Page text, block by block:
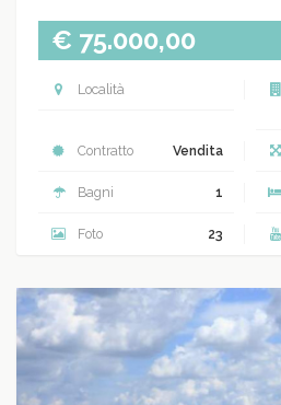
€ 75.000,00
Località
Contratto Vendita
Bagni 1
Foto 23